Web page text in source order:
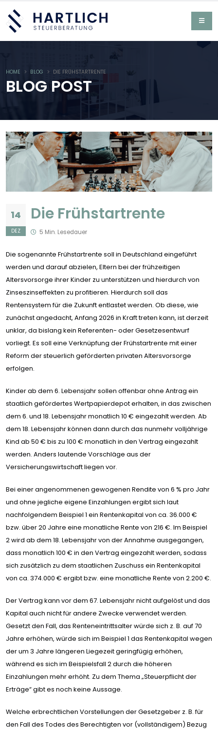
BLOG POST
HOME BLOG DIE FRÜHSTARTRENTE
14
DEZ
Die Frühstartrente
5 Min. Lesedauer
Die sogenannte Frühstartrente soll in Deutschland eingeführt
werden und darauf abzielen, Eltern bei der frühzeitigen
Altersvorsorge ihrer Kinder zu unterstützen und hierdurch von
Zinseszinseffekten zu profitieren. Hierdurch soll das
Rentensystem für die Zukunft entlastet werden. Ob diese, wie
zunächst angedacht, Anfang 2026 in Kraft treten kann, ist derzeit
unklar, da bislang kein Referenten- oder Gesetzesentwurf
vorliegt. Es soll eine Verknüpfung der Frühstartrente mit einer
Reform der steuerlich geförderten privaten Altersvorsorge
erfolgen.
Kinder ab dem 6. Lebensjahr sollen offenbar ohne Antrag ein
staatlich gefördertes Wertpapierdepot erhalten, in das zwischen
dem 6. und 18. Lebensjahr monatlich 10 € eingezahlt werden. Ab
dem 18. Lebensjahr können dann durch das nunmehr volljährige
Kind ab 50 € bis zu 100 € monatlich in den Vertrag eingezahlt
werden. Anders lautende Vorschläge aus der
Versicherungswirtschaft liegen vor.
Bei einer angenommenen gewogenen Rendite von 6 % pro Jahr
und ohne jegliche eigene Einzahlungen ergibt sich laut
nachfolgendem Beispiel 1 ein Rentenkapital von ca. 36.000 €
bzw. über 20 Jahre eine monatliche Rente von 216 €. Im Beispiel
2 wird ab dem 18. Lebensjahr von der Annahme ausgegangen,
dass monatlich 100 € in den Vertrag eingezahlt werden, sodass
sich zusätzlich zu dem staatlichen Zuschuss ein Rentenkapital
von ca. 374.000 € ergibt bzw. eine monatliche Rente von 2.200 €.
Der Vertrag kann vor dem 67. Lebensjahr nicht aufgelöst und das
Kapital auch nicht für andere Zwecke verwendet werden.
Gesetzt den Fall, das Renteneintrittsalter würde sich z. B. auf 70
Jahre erhöhen, würde sich im Beispiel 1 das Rentenkapital wegen
der um 3 Jahre längeren Liegezeit geringfügig erhöhen,
während es sich im Beispielsfall 2 durch die höheren
Einzahlungen mehr erhöht. Zu dem Thema „Steuerpflicht der
Erträge“ gibt es noch keine Aussage.
Welche erbrechtlichen Vorstellungen der Gesetzgeber z. B. für
den Fall des Todes des Berechtigten vor (vollständigem) Bezug